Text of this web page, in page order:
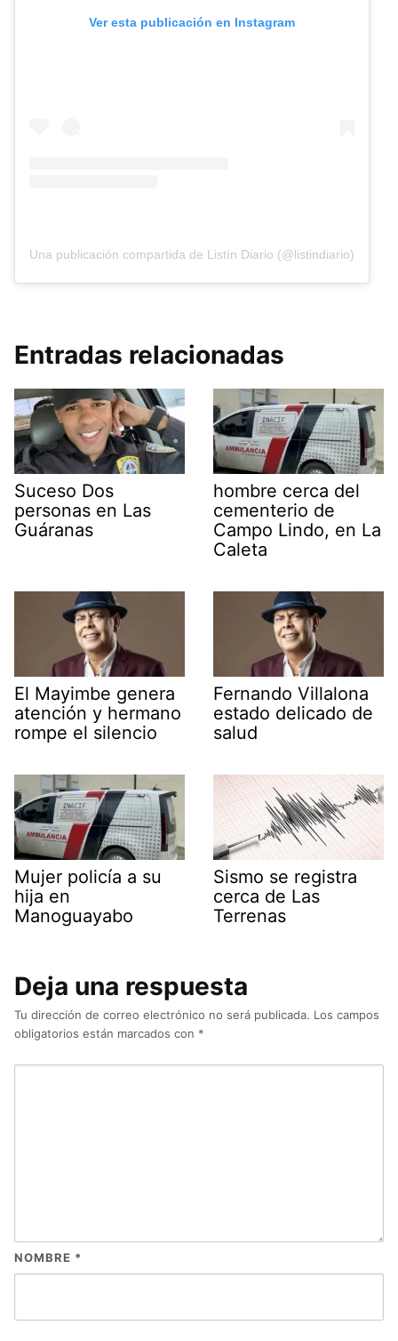
Ver esta publicación en Instagram
Una publicación compartida de Listín Diario (@listindiario)
Entradas relacionadas
Suceso Dos
personas en Las
Guáranas
hombre cerca del
cementerio de
Campo Lindo, en La
Caleta
El Mayimbe genera
atención y hermano
rompe el silencio
Fernando Villalona
estado delicado de
salud
Mujer policía a su
hija en
Manoguayabo
Sismo se registra
cerca de Las
Terrenas
Deja una respuesta
Tu dirección de correo electrónico no será publicada. Los campos
obligatorios están marcados con *
NOMBRE *